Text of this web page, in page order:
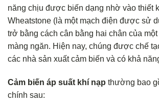
năng chịu được biến dạng nhờ vào thiết
Wheatstone (là một mạch điện được sử
trở bằng cách cân bằng hai chân của
màng ngăn. Hiện nay, chúng được chế
các nhà sản xuất cảm biến và có khả
Cảm biến áp suất khí nạp thường bao
chính sau: